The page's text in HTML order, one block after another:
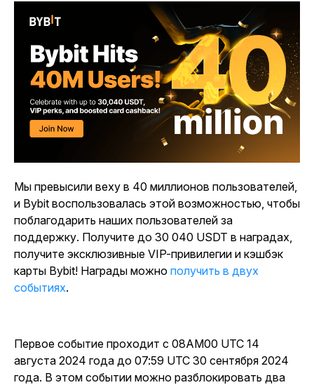
Мы превысили веху в 40 миллионов пользователей,
и Bybit воспользовалась этой возможностью, чтобы
поблагодарить наших пользователей за
поддержку. Получите до 30 040 USDT в наградах,
получите эксклюзивные VIP-привилегии и кэшбэк
карты Bybit! Награды можно получить в двух
событиях.
Первое событие проходит с 08AM00 UTC 14
августа 2024 года до 07:59 UTC 30 сентября 2024
года. В этом событии можно разблокировать два